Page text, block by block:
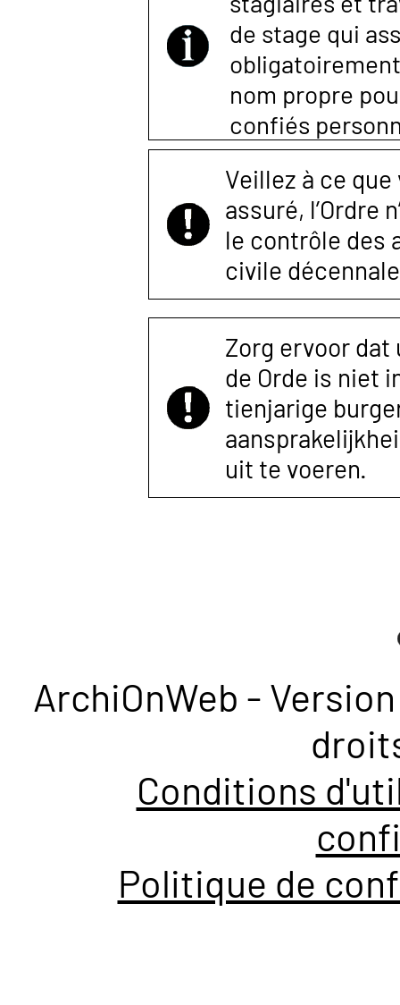
de stage qui
nom propre
confiés
Veillez à ce
assuré, l’Ordre
le contrôle des
civile
Zorg ervoor
de Orde is niet
tienjarige
uit te voeren.
ArchiOnWeb -
Conditions
Politique de